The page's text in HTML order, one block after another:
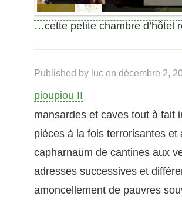
…cette petite chambre d’hôtel
Published by luc on décembre 2,
pioupiou II
mansardes et caves tout à fait
pièces à la fois terrorisantes et
capharnaüm de cantines aux
adresses successives et
amoncellement de pauvres